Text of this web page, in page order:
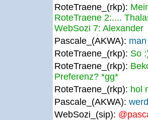
RoteTraene_(rkp):
RoteTraene 2:....
WebSozi 7: Alexander
Pascale_(AKWA):
RoteTraene_(rkp): So
RoteTraene_(rkp):
Preferenz? *gg*
RoteTraene_(rkp): hol
Pascale_(AKWA):
WebSozi_(sip):